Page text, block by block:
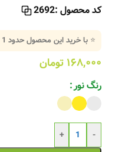
کد محصول :2692
⭐ با خرید این محصول حدود 1
۱۶۸,۰۰۰ تومان
رنگ نور
-
+